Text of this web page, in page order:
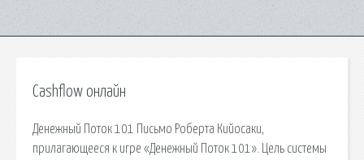
Cashflow онлайн
Денежный Поток 101 Письмо Роберта Кийосаки,
прилагающееся к игре «Денежный Поток 101». Цель системы